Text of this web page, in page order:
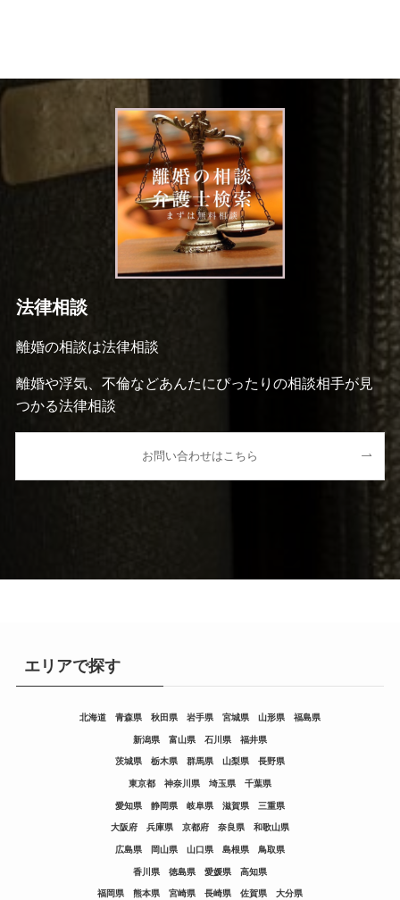
法律相談
離婚の相談は法律相談
離婚や浮気、不倫などあんたにぴったりの相談相手が見
つかる法律相談
お問い合わせはこちら
エリアで探す
北海道 青森県 秋田県 岩手県 宮城県 山形県 福島県
新潟県 富山県 石川県 福井県
茨城県 栃木県 群馬県 山梨県 長野県
東京都 神奈川県 埼玉県 千葉県
愛知県 静岡県 岐阜県 滋賀県 三重県
大阪府 兵庫県 京都府 奈良県 和歌山県
広島県 岡山県 山口県 島根県 鳥取県
香川県 徳島県 愛媛県 高知県
福岡県 熊本県 宮崎県 長崎県 佐賀県 大分県